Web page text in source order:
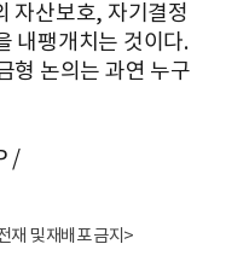
자산보호, 자기결정
내팽개치는 것이다.
형 논의는 과연 누구
/
재 및 재배포 금지>